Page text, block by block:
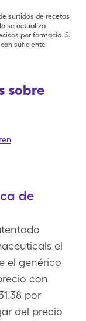
surtidos de recetas
se actualiza
por farmacia. Si
suficiente
sobre
de
el
el genérico
con
por
del precio